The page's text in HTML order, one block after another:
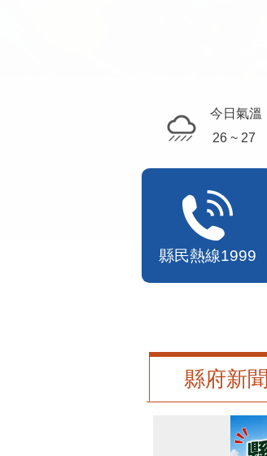
今日氣溫
26 ~ 27
縣民熱線1999
縣府新聞